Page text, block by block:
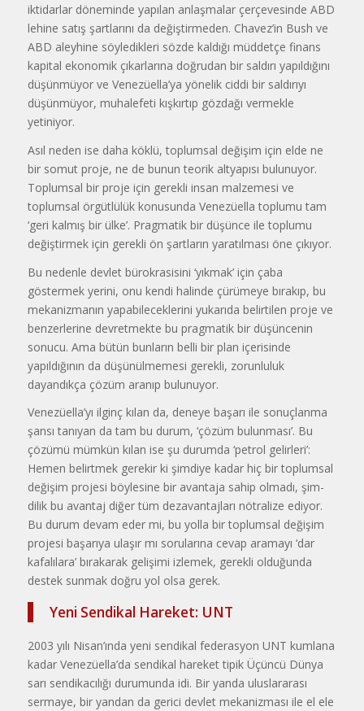
iktidarlar döne­minde yapılan anlaşmalar çerçevesin­de ABD
lehine satış şartlarını da de­ğiştirmeden. Chavez’in Bush ve
ABD aleyhine söyledikleri sözde kaldığı müddetçe finans
kapital ekonomik çı­karlarına doğrudan bir saldırı yapıldı­ğını
düşünmüyor ve Venezüella’ya yönelik ciddi bir saldırıyı
düşünmü­yor, muhalefeti kışkırtıp gözdağı ver­mekle
yetiniyor.
Asıl neden ise daha köklü, top­lumsal değişim için elde ne
bir somut proje, ne de bunun teorik altyapısı bulunuyor.
Toplumsal bir proje için ge­rekli insan malzemesi ve
toplumsal örgütlülük konusunda Venezüella top­lumu tam
‘geri kalmış bir ülke’. Prag­matik bir düşünce ile toplumu
değiş­tirmek için gerekli ön şartların yara­tılması öne çıkıyor.
Bu nedenle devlet bürokrasisini ‘yıkmak’ için çaba
göstermek yerini, onu kendi halinde çürümeye bırakıp, bu
mekanizmanın yapabileceklerini yukarıda belirtilen proje ve
benzerle­rine devretmekte bu pragmatik bir düşüncenin
sonucu. Ama bütün bunların belli bir plan içerisinde
yapıldığının da düşünülmemesi gerekli, zorunlu­luk
dayandıkça çözüm aranıp bulunu­yor.
Venezüella’yı ilginç kılan da, de­neye başarı ile sonuçlanma
şansı tanı­yan da tam bu durum, ‘çözüm bulun­ması’. Bu
çözümü mümkün kılan ise şu durumda ‘petrol gelirleri’:
Hemen belirtmek gerekir ki şimdiye kadar hiç bir toplumsal
değişim projesi böylesine bir avantaja sahip olmadı, şim­
dilik bu avantaj diğer tüm dezavantaj­ları nötralize ediyor.
Bu durum devam eder mi, bu yolla bir toplumsal deği­şim
projesi başarıya ulaşır mı sorula­rına cevap aramayı ‘dar
kafalılara’ bı­rakarak gelişimi izlemek, gerekli ol­duğunda
destek sunmak doğru yol ol­sa gerek.
Yeni Sendikal Hareket: UNT
2003 yılı Nisan’ında yeni sendi­kal federasyon UNT kumlana
kadar Venezüella’da sendikal hareket tipik Üçüncü Dünya
sarı sendikacılığı du­rumunda idi. Bir yanda uluslararası
sermaye, bir yandan da gerici devlet mekanizması ile el ele